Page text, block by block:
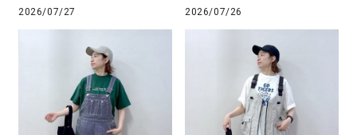
2026/07/27 2026/07/26